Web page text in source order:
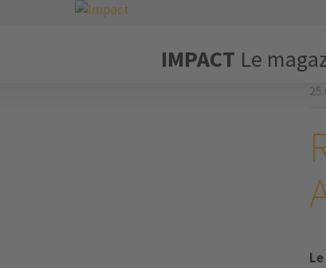
IMPACT Le